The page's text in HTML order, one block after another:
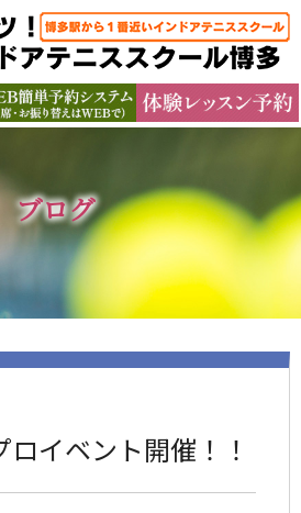
ブログ
イベント開催！！